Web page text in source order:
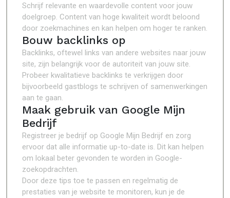
Schrijf relevante en waardevolle content voor jouw
doelgroep. Content van hoge kwaliteit wordt beloond
door zoekmachines en kan helpen om hoger te ranken.
Bouw backlinks op
Backlinks, oftewel links van andere websites naar jouw
site, zijn belangrijk voor de autoriteit van jouw site.
Probeer kwalitatieve backlinks te verkrijgen door
bijvoorbeeld gastblogs te schrijven of samenwerkingen
aan te gaan.
Maak gebruik van Google Mijn
Bedrijf
Registreer je bedrijf op Google Mijn Bedrijf en zorg
ervoor dat alle informatie up-to-date is. Dit kan helpen
om lokaal beter gevonden te worden in Google-
zoekopdrachten.
Door deze tips toe te passen en regelmatig de
prestaties van je website te monitoren, kun je de